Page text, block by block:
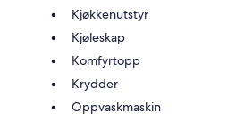
Kjøkkenutstyr
Kjøleskap
Komfyrtopp
Krydder
Oppvaskmaskin